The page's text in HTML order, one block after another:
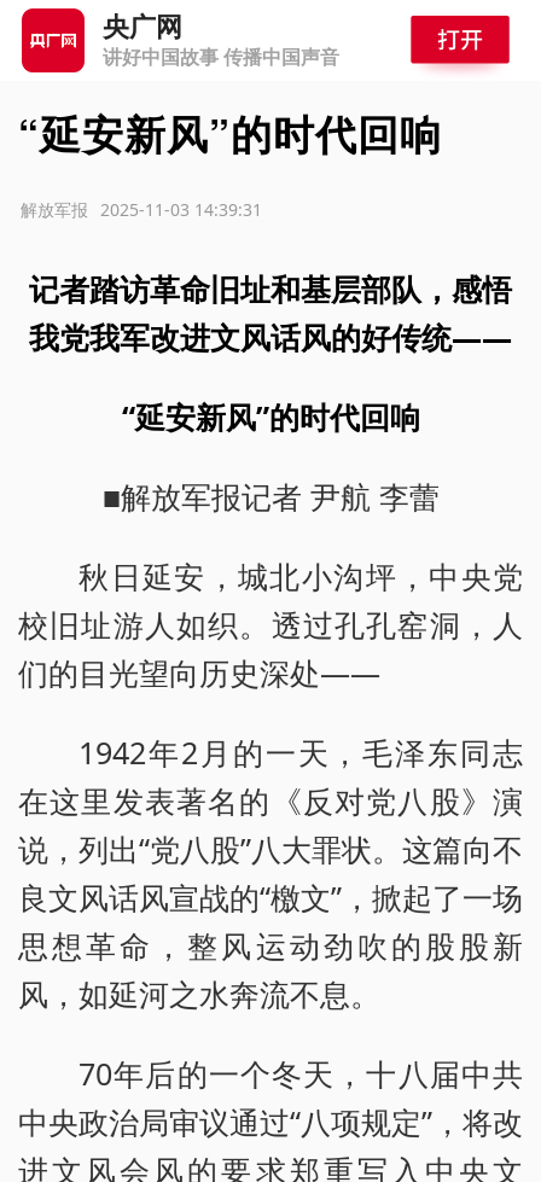
央广网
讲好中国故事 传播中国声音
“延安新风”的时代回响
2025-11-03 14:39:31
解放军报
记者踏访革命旧址和基层部队，感悟
我党我军改进文风话风的好传统——
“延安新风”的时代回响
■解放军报记者 尹航 李蕾
秋日延安，城北小沟坪，中央党
校旧址游人如织。透过孔孔窑洞，人
们的目光望向历史深处——
1942年2月的一天，毛泽东同志
在这里发表著名的《反对党八股》演
说，列出“党八股”八大罪状。这篇向不
良文风话风宣战的“檄文”，掀起了一场
思想革命，整风运动劲吹的股股新
风，如延河之水奔流不息。
70年后的一个冬天，十八届中共
中央政治局审议通过“八项规定”，将改
进文风会风的要求郑重写入中央文